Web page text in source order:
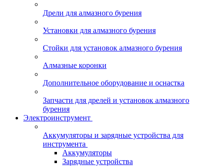
Дрели для алмазного бурения
Установки для алмазного бурения
Стойки для установок алмазного бурения
Алмазные коронки
Дополнительное оборудование и оснастка
Запчасти для дрелей и установок алмазного
бурения
Электроинструмент
Аккумуляторы и зарядные устройства для
инструмента
Аккумуляторы
Зарядные устройства